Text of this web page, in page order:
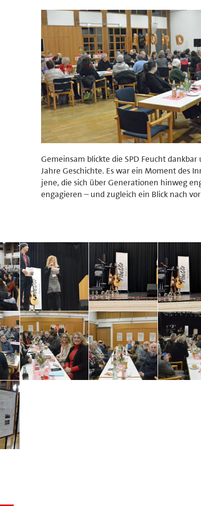
Gemeinsam blickte die SPD Feucht
Jahre Geschichte. Es war ein Moment des
jene, die sich über Generationen hinweg
engagieren – und zugleich ein Blick nach